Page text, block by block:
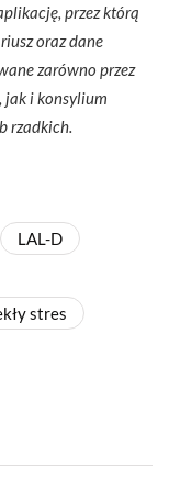
przez którą
oraz dane
zarówno przez
jak i konsylium
rzadkich.
LAL-D
stres